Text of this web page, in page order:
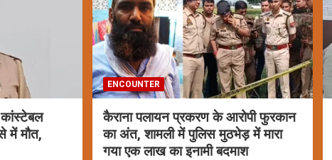
में मौत,
ENCOUNTER
कैराना पलायन प्रकरण के आरोपी फुरकान
का अंत, शामली में पुलिस मुठभेड़ में मारा
गया एक लाख का इनामी बदमाश